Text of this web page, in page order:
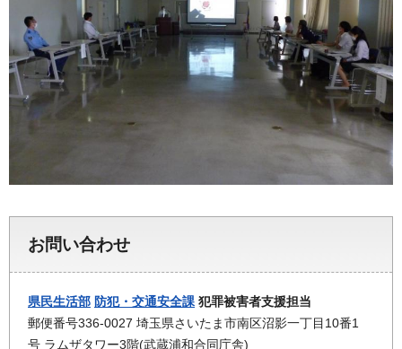
お問い合わせ
県民生活部 防犯・交通安全課 犯罪被害者支援担当
郵便番号336-0027 埼玉県さいたま市南区沼影一丁目10番1
号 ラムザタワー3階(武蔵浦和合同庁舎)